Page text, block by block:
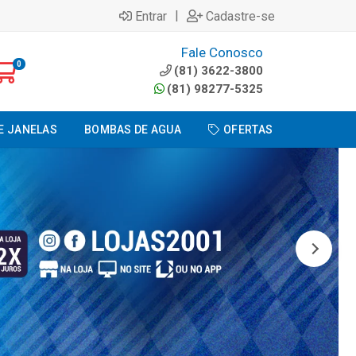
Entrar | Cadastre-se
0
Fale Conosco
(81) 3622-3800
(81) 98277-5325
JANELAS BOMBAS DE AGUA OFERTAS